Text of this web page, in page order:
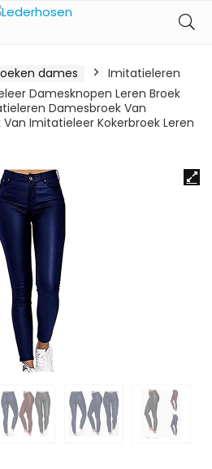
dames
Imitatieleren
Damesknopen Leren Broek
Damesbroek Van
Imitatieleer Kokerbroek Leren